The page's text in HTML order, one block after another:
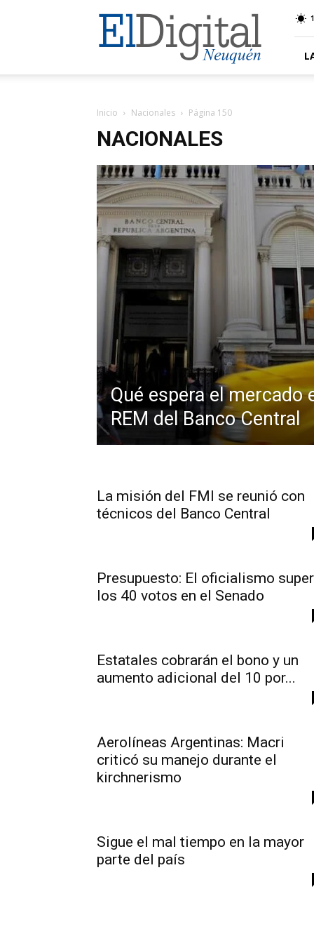
El
Digital
Neuquen
Inicio Nacionales Página 150
NACIONALES
Qué espera el mercado
REM del Banco Central
La misión del FMI se reunió con
técnicos del Banco Central
Presupuesto: El oficialismo
los 40 votos en el Senado
Estatales cobrarán el bono y un
aumento adicional del 10 por...
Aerolíneas Argentinas: Macri
criticó su manejo durante el
kirchnerismo
Sigue el mal tiempo en la mayor
parte del país